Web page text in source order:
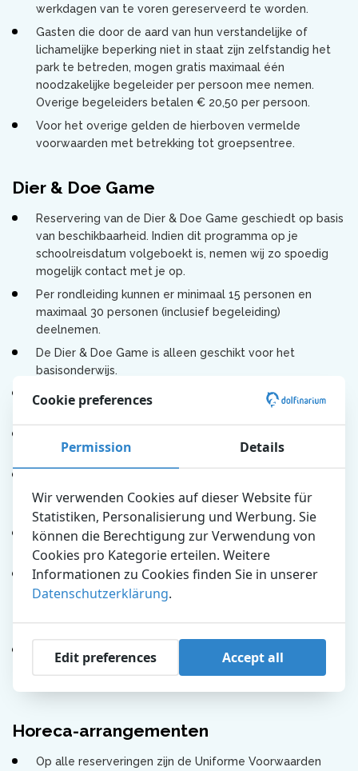
werkdagen van te voren gereserveerd te worden.
Gasten die door de aard van hun verstandelijke of
lichamelijke beperking niet in staat zijn zelfstandig het
park te betreden, mogen gratis maximaal één
noodzakelijke begeleider per persoon mee nemen.
Overige begeleiders betalen € 20,50 per persoon.
Voor het overige gelden de hierboven vermelde
voorwaarden met betrekking tot groepsentree.
Dier & Doe Game
Reservering van de Dier & Doe Game geschiedt op basis
van beschikbaarheid. Indien dit programma op je
schoolreisdatum volgeboekt is, nemen wij zo spoedig
mogelijk contact met je op.
Per rondleiding kunnen er minimaal 15 personen en
maximaal 30 personen (inclusief begeleiding)
deelnemen.
De Dier & Doe Game is alleen geschikt voor het
basisonderwijs.
De deelnemers aan de Dier & Doe Game moeten
Nederlands kunnen spreken en verstaan.
met een verstandelijke beperking.
deelname uitsluitend mogelijk na overleg met
Dolfinarium.
Tijdens het programma mogen onze dieren niet worden
aangeraakt of gevoerd.
Wijzigingen in het aantal deelnemers van de Dier & Doe
Game dienen minimaal 5 werkdagen voor aanvang van
worden doorgegeven.
Voor het annuleren van het programma gelden de
hierboven vermelde voorwaarden met betrekking tot
Horeca-arrangementen
Op alle reserveringen zijn de Uniforme Voorwaarden
Cookie preferences
Permission Details
Wir verwenden Cookies auf dieser Website für
Statistiken, Personalisierung und Werbung. Sie
können die Berechtigung zur Verwendung von
Cookies pro Kategorie erteilen. Weitere
Informationen zu Cookies finden Sie in unserer
Datenschutzerklärung.
Edit preferences Accept all